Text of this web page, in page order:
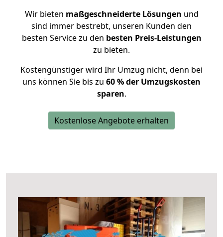
Wir bieten maßgeschneiderte Lösungen und
sind immer bestrebt, unseren Kunden den
besten Service zu den besten Preis-Leistungen
zu bieten.
Kostengünstiger wird Ihr Umzug nicht, denn bei
uns können Sie bis zu 60 % der Umzugskosten
sparen.
Kostenlose Angebote erhalten